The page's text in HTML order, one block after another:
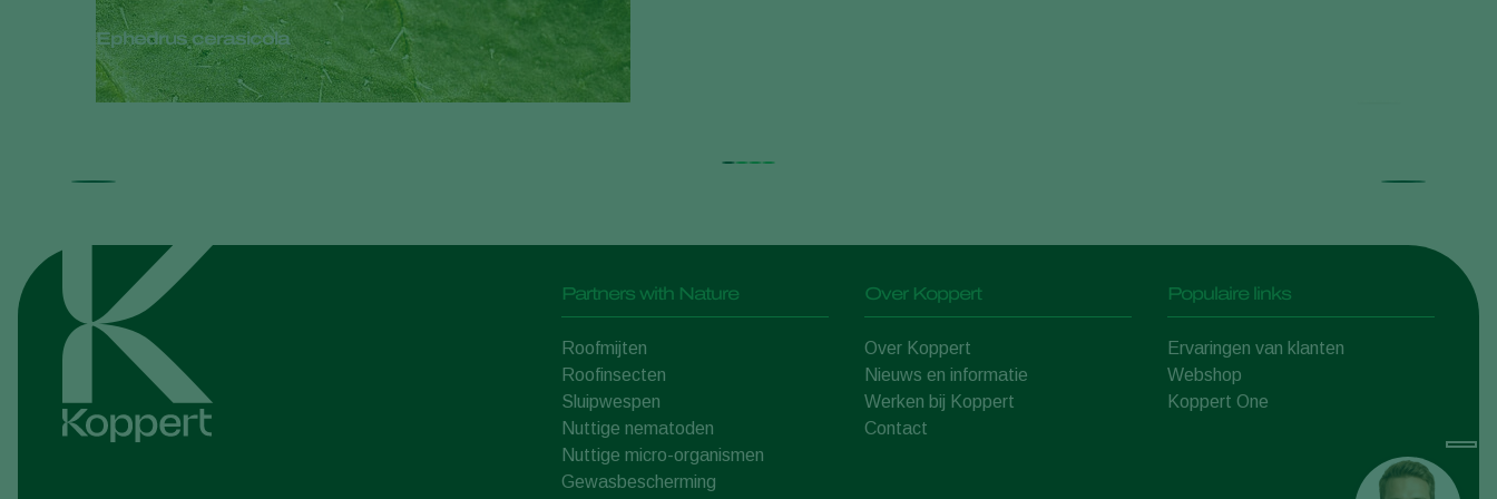
Ephedrus cerasicola
Partners with Nature
Roofmijten
Roofinsecten
Sluipwespen
Nuttige nematoden
Nuttige micro-organismen
Gewasbescherming
Over Koppert
Over Koppert
Nieuws en informatie
Werken bij Koppert
Contact
Populaire links
Ervaringen van klanten
Webshop
Koppert One